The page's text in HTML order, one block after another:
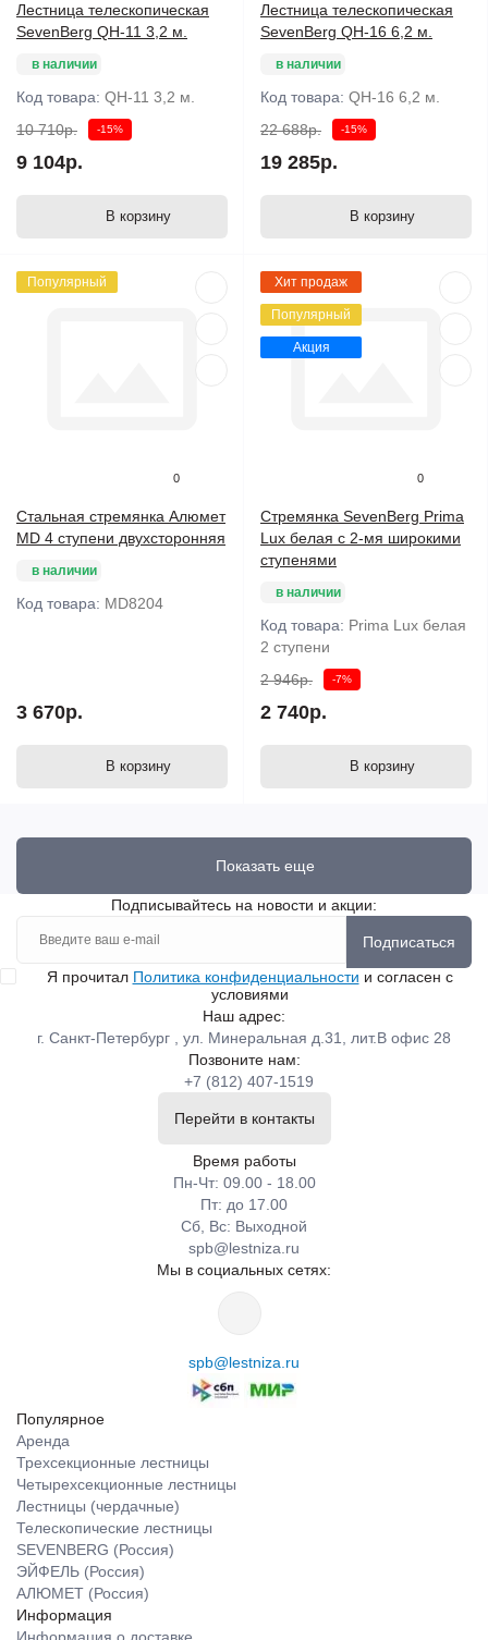
Лестница телескопическая
SevenBerg QH-11 3,2 м.
в наличии
Код товара: QH-11 3,2 м.
10 710р.
-15%
9 104р.
В корзину
Лестница телескопическая
SevenBerg QH-16 6,2 м.
в наличии
Код товара: QH-16 6,2 м.
22 688р.
-15%
19 285р.
В корзину
Популярный
0
Стальная стремянка Алюмет
MD 4 ступени двухсторонняя
в наличии
Код товара: MD8204
3 670р.
В корзину
Хит продаж
Популярный
Акция
0
Стремянка SevenBerg Prima
Lux белая с 2-мя широкими
ступенями
в наличии
Код товара: Prima Lux белая
2 ступени
2 946р.
-7%
2 740р.
В корзину
Показать еще
Подписывайтесь на новости и акции:
Подписаться
Я прочитал Политика конфиденциальности и согласен с
условиями
Наш адрес:
г. Санкт-Петербург , ул. Минеральная д.31, лит.В офис 28
Позвоните нам:
+7 (812) 407-1519
Перейти в контакты
Время работы
Пн-Чт: 09.00 - 18.00
Пт: до 17.00
Сб, Вс: Выходной
spb@lestniza.ru
Мы в социальных сетях:
spb@lestniza.ru
Популярное
Аренда
Трехсекционные лестницы
Четырехсекционные лестницы
Лестницы (чердачные)
Телескопические лестницы
SEVENBERG (Россия)
ЭЙФЕЛЬ (Россия)
АЛЮМЕТ (Россия)
Информация